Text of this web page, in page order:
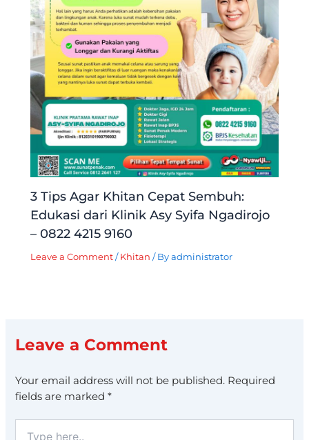
3 Tips Agar Khitan Cepat Sembuh:
Edukasi dari Klinik Asy Syifa Ngadirojo
– 0822 4215 9160
Leave a Comment / Khitan / Byadministrator
Leave a Comment
Your email address will not be published. Required
fields are marked*